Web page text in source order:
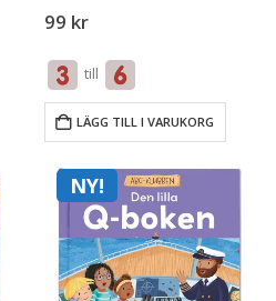
bokstavsmysteriet som den
möjliga av Den lilla X-boken
bör du även…
99 kr
till
LÄGG TILL I VARUKORG
NY!